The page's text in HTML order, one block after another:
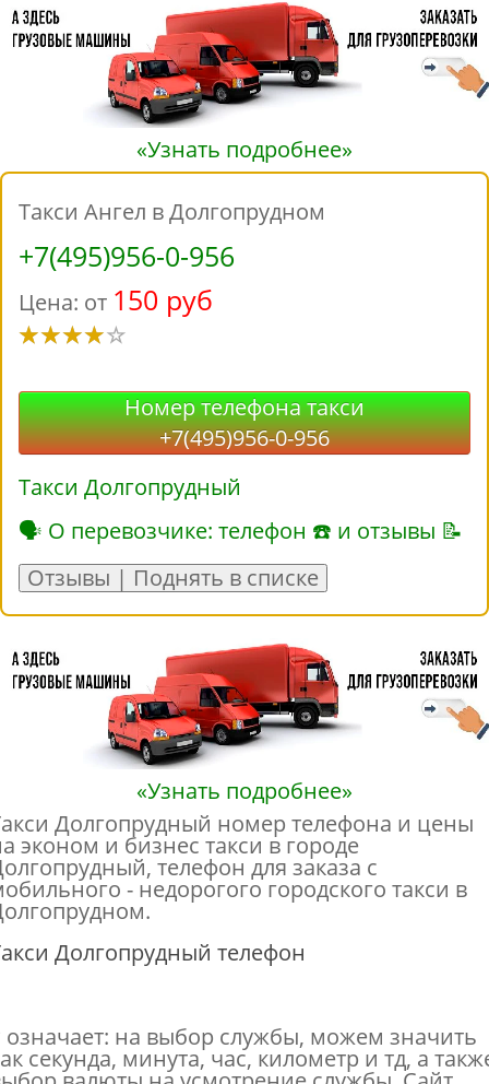
«Узнать подробнее»
Такси Ангел в Долгопрудном
+7(495)956-0-956
Цена: от 150 руб
Номер телефона такси
+7(495)956-0-956
Такси Долгопрудный
🗣 О перевозчике: телефон ☎ и отзывы 📝
Отзывы | Поднять в списке
«Узнать подробнее»
Долгопрудный номер телефона и цены
эконом и бизнес такси в городе
телефон для заказа с
- недорогого городского такси в
Долгопрудный телефон
на выбор службы, можем значить
секунда, минута, час, километр и тд, а